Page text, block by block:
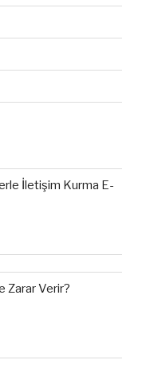
İletişim Kurma E-
Zarar Verir?